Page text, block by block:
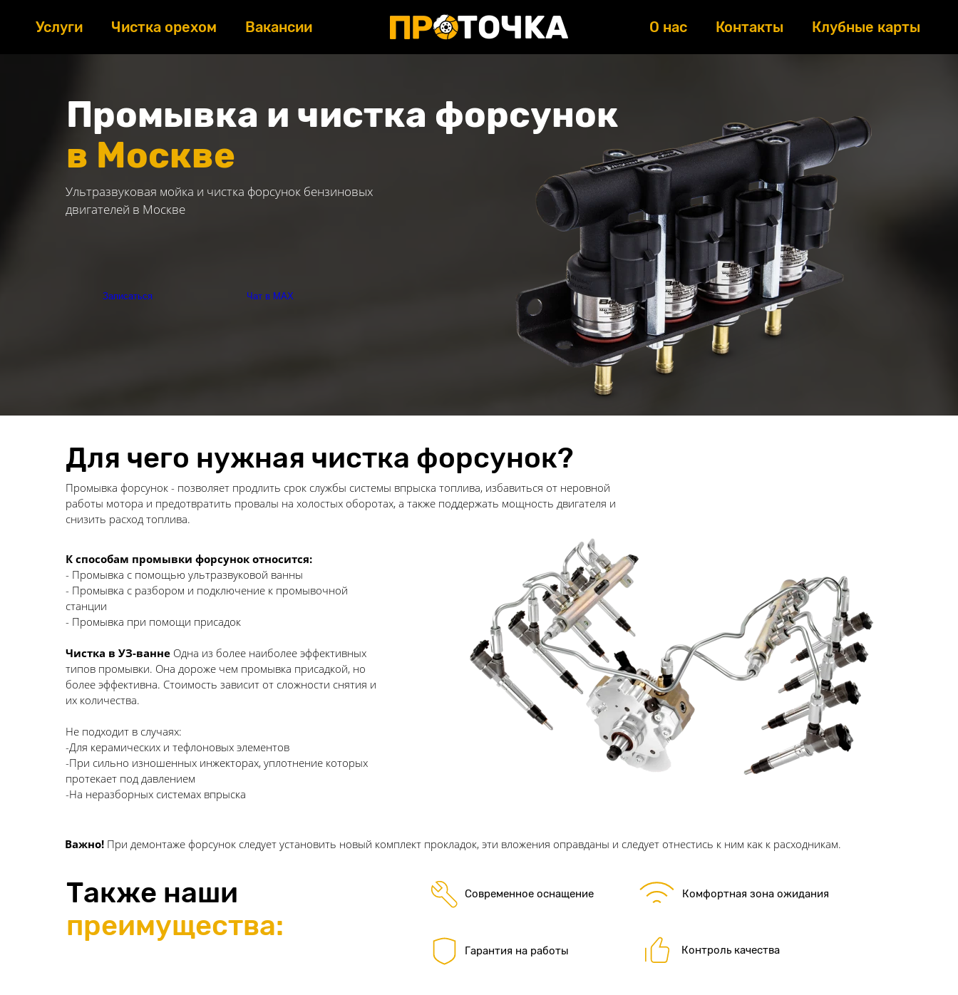
Услуги Чистка орехом Вакансии О нас Контакты Клубные карты
Промывка и чистка форсунок
в Москве
Записаться
Ультразвуковая мойка и чистка форсунок бензиновых
двигателей в Москве
Чат в МАХ
Для чего нужная чистка форсунок?
Промывка форсунок - позволяет продлить срок службы системы впрыска топлива, избавиться от неровной
работы мотора и предотвратить провалы на холостых оборотах, а также поддержать мощность двигателя и
снизить расход топлива.
Современное оснащение
Гарантия на работы Контроль качества
Комфортная зона ожидания
Также наши
преимущества:
Важно! При демонтаже форсунок следует установить новый комплект прокладок, эти вложения оправданы и следует отнестись к ним как к расходникам.
К способам промывки форсунок относится:
- Промывка с помощью ультразвуковой ванны
- Промывка с разбором и подключение к промывочной
станции
- Промывка при помощи присадок
Чистка в УЗ-ванне Одна из более наиболее эффективных
типов промывки. Она дороже чем промывка присадкой, но
более эффективна. Стоимость зависит от сложности снятия и
их количества.
Не подходит в случаях:
-Для керамических и тефлоновых элементов
-При сильно изношенных инжекторах, уплотнение которых
протекает под давлением
-На неразборных системах впрыска